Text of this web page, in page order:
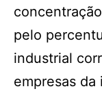
pelo
industrial
empresas da